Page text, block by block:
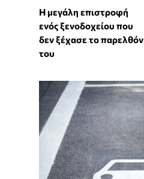
Η μεγάλη επιστροφή
ενός ξενοδοχείου που
δεν ξέχασε το παρελθόν
του